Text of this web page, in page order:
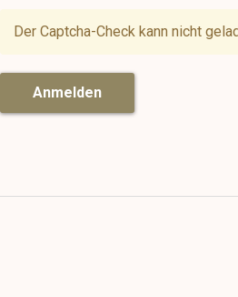
Der Captcha-Check kann nicht
Anmelden